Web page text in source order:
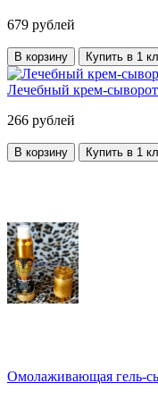
679 рублей
В корзину Купить в 1
Лечебный крем-
266 рублей
В корзину Купить в 1
Омолаживающая гель-